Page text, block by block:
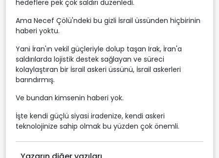
hedeflere pek çok saldırı düzenledi.
Ama Necef Çölü'ndeki bu gizli İsrail üssünden hiçbirinin
haberi yoktu.
Yani İran'ın vekil güçleriyle dolup taşan Irak, İran'a
saldırılarda lojistik destek sağlayan ve süreci
kolaylaştıran bir İsrail askeri üssünü, İsrail askerleri
barındırmış.
Ve bundan kimsenin haberi yok.
İşte kendi güçlü siyasi iradenize, kendi askeri
teknolojinize sahip olmak bu yüzden çok önemli.